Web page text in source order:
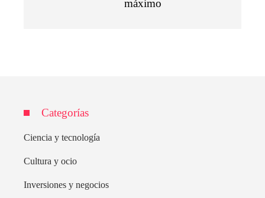
máximo
Categorías
Ciencia y tecnología
Cultura y ocio
Inversiones y negocios